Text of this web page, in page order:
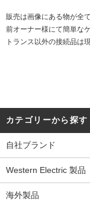
販売は画像にある物が全
前オーナー様にて簡単な
トランス以外の接続品は
カテゴリーから探す
自社ブランド
Western Electric 製品
海外製品